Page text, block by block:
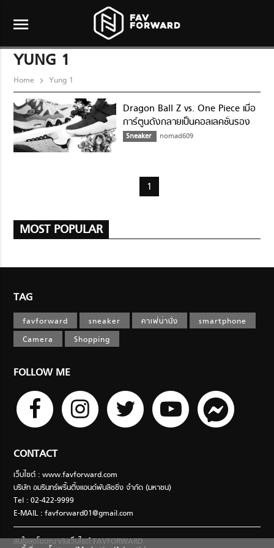
menu
YUNG 1
Home Yung 1
Dragon Ball Z vs. One Piece เมื่อ
การ์ตูนดังกลายเป็นคอลเลคชั่นรอง
เท้าสุดฮิปในปี 2018
Sneaker nomad609
1
MOST POPULAR
TAG
favforward sneaker คาเฟ่น่านั่ง
smartphone
Camera
Shopping
FOLLOW ME
CONTACT
เว็บไซต์ : www.favforward.com
บริษัท อมรินทร์พริ้นติ้งแอนด์พับลิชชิ่ง จำกัด (มหาชน)
Tel : 02-422-9999
E-MAIL :favforward01@gmail.com
สนใจลงโฆษณากับเว็บไซต์ FAVFORWARD